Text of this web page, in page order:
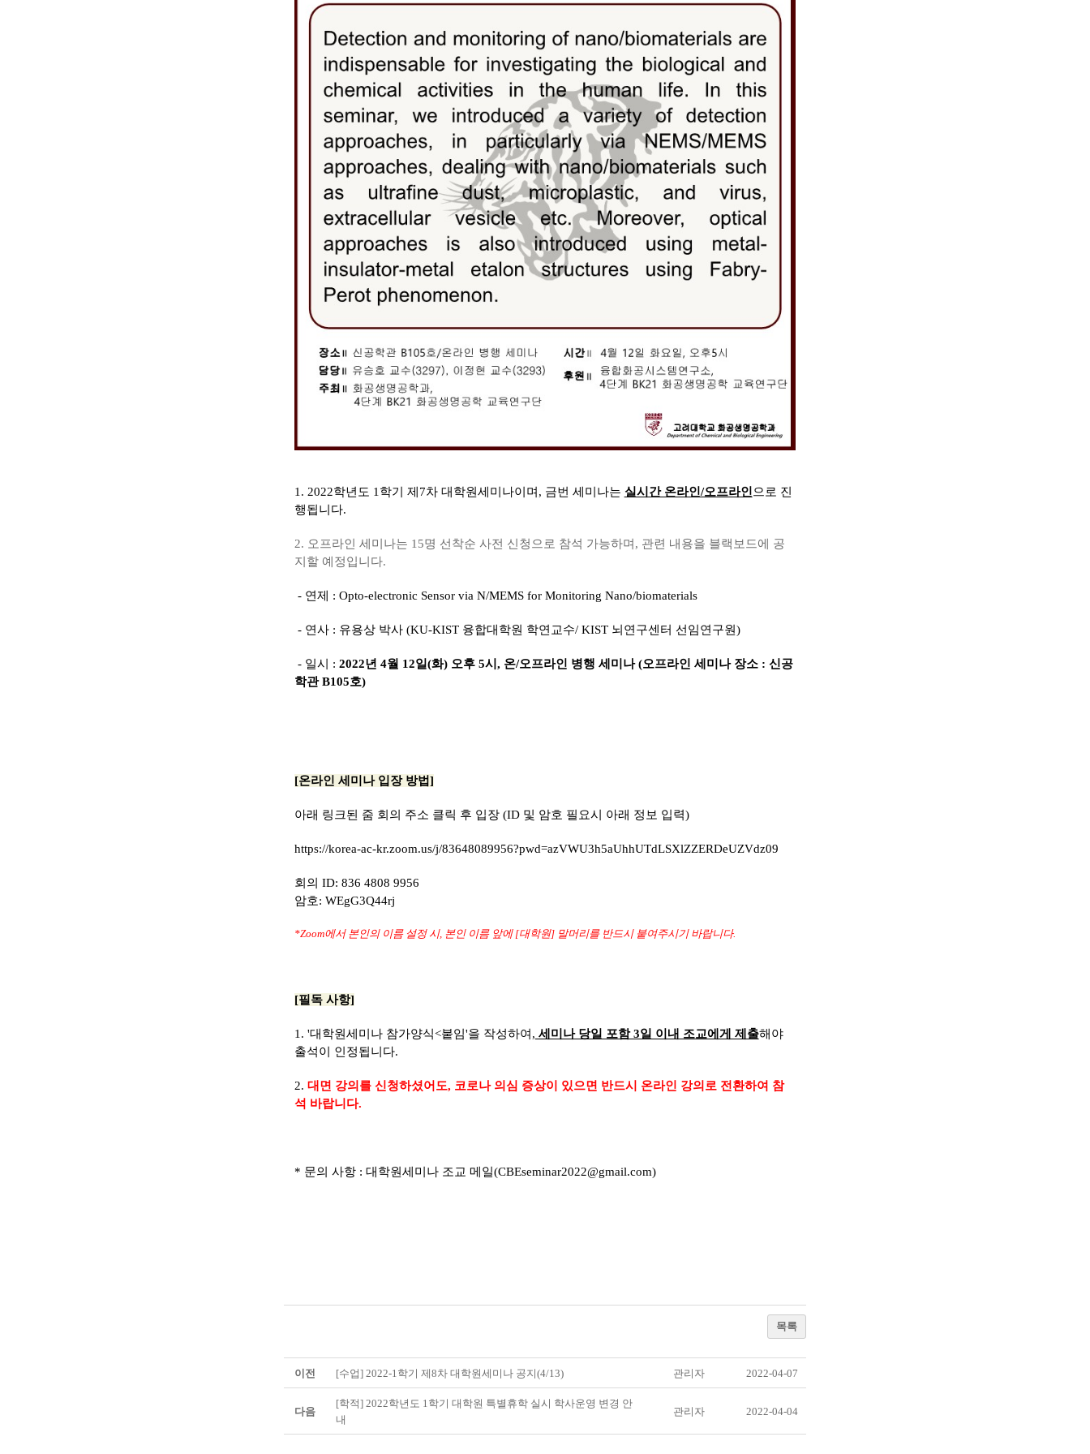
1. 2022학년도 1학기 제7차 대학원세미나이며, 금번 세미나는 실시간 온라인/오프라인 으로 진
행됩니다.
2. 오프라인 세미나는 15명 선착순 사전 신청으로 참석 가능하며, 관련 내용을 블랙보드에 공
지할 예정입니다.
- 연제 : Opto-electronic Sensor via N/MEMS for Monitoring Nano/biomaterials
- 연사 : 유용상 박사 (KU-KIST 융합대학원 학연교수/ KIST 뇌연구센터 선임연구원)
- 일시 : 2022년 4월 12일(화) 오후 5시, 온/오프라인 병행 세미나 (오프라인 세미나 장소 : 신공
학관 B105호)
[온라인 세미나 입장 방법]
아래 링크된 줌 회의 주소 클릭 후 입장 (ID 및 암호 필요시 아래 정보 입력)
https://korea-ac-kr.zoom.us/j/83648089956?pwd=azVWU3h5aUhhUTdLSXlZZERDeUZVdz09
회의 ID: 836 4808 9956
암호: WEgG3Q44rj
*Zoom에서 본인의 이름 설정 시, 본인 이름 앞에 [대학원] 말머리를 반드시 붙여주시기 바랍니다.
[필독 사항]
1. '대학원세미나 참가양식<붙임'을 작성하여, 세미나 당일 포함 3일 이내 조교에게 제출해야
출석이 인정됩니다.
2. 대면 강의를 신청하셨어도, 코로나 의심 증상이 있으면 반드시 온라인 강의로 전환하여 참
석 바랍니다.
* 문의 사항 : 대학원세미나 조교 메일(CBEseminar2022@gmail.com)
목록
이전 [수업] 2022-1학기 제8차 대학원세미나 공지(4/13) 관리자 2022-04-07
다음
[학적] 2022학년도 1학기 대학원 특별휴학 실시 학사운영 변경 안
내
관리자 2022-04-04